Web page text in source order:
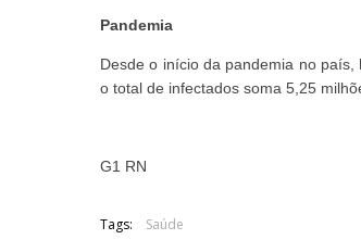
Pandemia
Desde o início da pandemia no
o total de infectados soma 5,25
G1 RN
Tags: Saúde